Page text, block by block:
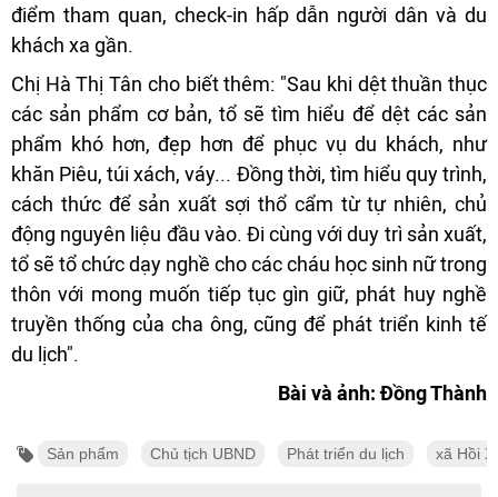
điểm tham quan, check-in hấp dẫn người dân và du
khách xa gần.
Chị Hà Thị Tân cho biết thêm: "Sau khi dệt thuần thục
các sản phẩm cơ bản, tổ sẽ tìm hiểu để dệt các sản
phẩm khó hơn, đẹp hơn để phục vụ du khách, như
khăn Piêu, túi xách, váy... Đồng thời, tìm hiểu quy trình,
cách thức để sản xuất sợi thổ cẩm từ tự nhiên, chủ
động nguyên liệu đầu vào. Đi cùng với duy trì sản xuất,
tổ sẽ tổ chức dạy nghề cho các cháu học sinh nữ trong
thôn với mong muốn tiếp tục gìn giữ, phát huy nghề
truyền thống của cha ông, cũng để phát triển kinh tế
du lịch".
Bài và ảnh: Đồng Thành
Sản phẩm Chủ tịch UBND Phát triển du lịch xã Hồi